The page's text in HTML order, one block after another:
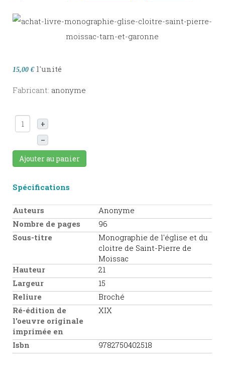
15,00 € l'unité
Fabricant: anonyme
+
–
Ajouter au panier
Spécifications
Auteurs
Anonyme
Nombre de pages
96
Sous-titre
Monographie de l'église et du
cloitre de Saint-Pierre de
Moissac
Hauteur
21
Largeur
15
Reliure
Broché
Ré-édition de
l'oeuvre originale
imprimée en
XIX
Isbn 9782750402518